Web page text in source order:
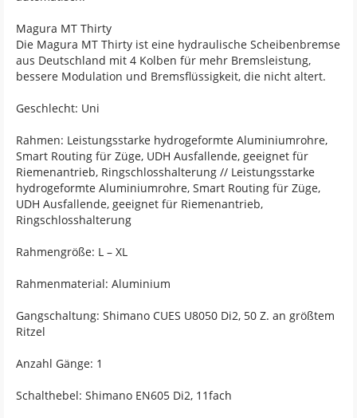
Magura MT Thirty
Die Magura MT Thirty ist eine hydraulische Scheibenbremse
aus Deutschland mit 4 Kolben für mehr Bremsleistung,
bessere Modulation und Bremsflüssigkeit, die nicht altert.
Geschlecht: Uni
Rahmen: Leistungsstarke hydrogeformte Aluminiumrohre,
Smart Routing für Züge, UDH Ausfallende, geeignet für
Riemenantrieb, Ringschlosshalterung // Leistungsstarke
hydrogeformte Aluminiumrohre, Smart Routing für Züge,
UDH Ausfallende, geeignet für Riemenantrieb,
Ringschlosshalterung
Rahmengröße: L – XL
Rahmenmaterial: Aluminium
Gangschaltung: Shimano CUES U8050 Di2, 50 Z. an größtem
Ritzel
Anzahl Gänge: 1
Schalthebel: Shimano EN605 Di2, 11fach